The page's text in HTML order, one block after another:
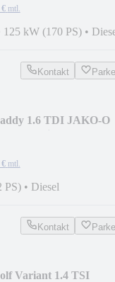
€ mtl.
125 kW (170 PS) •
Kontakt
1.6 TDI JAKO-O
€ mtl.
PS) • Diesel
Kontakt
Variant 1.4 TSI